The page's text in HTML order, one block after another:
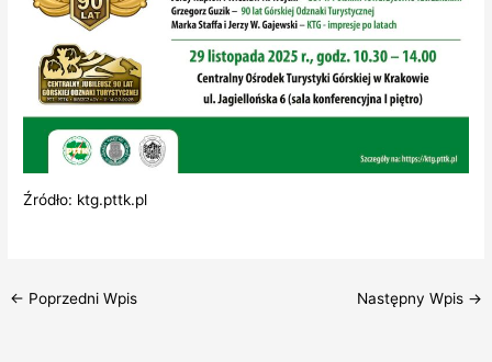
Źródło: ktg.pttk.pl
← Poprzedni Wpis Następny Wpis →